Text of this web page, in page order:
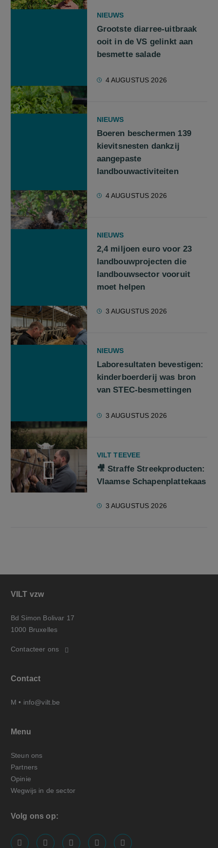
NIEUWS
Grootste diarree-uitbraak
ooit in de VS gelinkt aan
besmette salade
4 AUGUSTUS 2026
NIEUWS
Boeren beschermen 139
kievitsnesten dankzij
aangepaste
landbouwactiviteiten
4 AUGUSTUS 2026
NIEUWS
2,4 miljoen euro voor 23
landbouwprojecten die
landbouwsector vooruit
moet helpen
3 AUGUSTUS 2026
NIEUWS
Laboresultaten bevestigen:
kinderboerderij was bron
van STEC-besmettingen
3 AUGUSTUS 2026
VILT TEEVEE
🎥 Straffe Streekproducten:
Vlaamse Schapenplattekaas
3 AUGUSTUS 2026
VILT vzw
Bd Simon Bolivar 17
1000 Bruxelles
Contacteer ons
Contact
M • info@vilt.be
Menu
Steun ons
Partners
Opinie
Wegwijs in de sector
Volg ons op: